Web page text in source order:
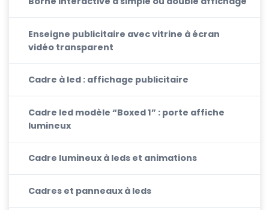
Enseigne publicitaire avec vitrine à écran
vidéo transparent
Cadre à led : affichage publicitaire
Cadre led modèle “Boxed 1” : porte affiche
lumineux
Cadre lumineux à leds et animations
Cadres et panneaux à leds